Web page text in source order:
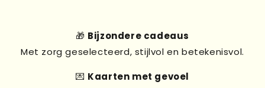
🎁 Bijzondere cadeaus
Met zorg geselecteerd, stijlvol en betekenisvol.
💌 Kaarten met gevoel